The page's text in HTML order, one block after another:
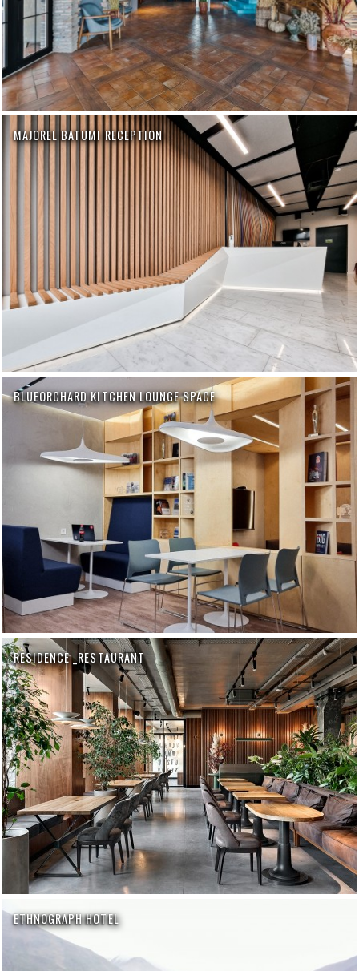
MAJOREL BATUMI RECEPTION
BLUEORCHARD KITCHEN LOUNGE SPACE
RESIDENCE _RESTAURANT
ETHNOGRAPH HOTEL